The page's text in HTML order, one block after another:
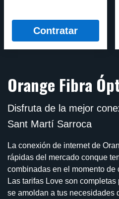
Contratar
Orange Fibra
Disfruta de la mejor
Sant Martí Sarroca
La conexión de internet de
rápidas del mercado conque
combinadas en el momento de
Las tarifas Love son
se amoldan a tus necesidades